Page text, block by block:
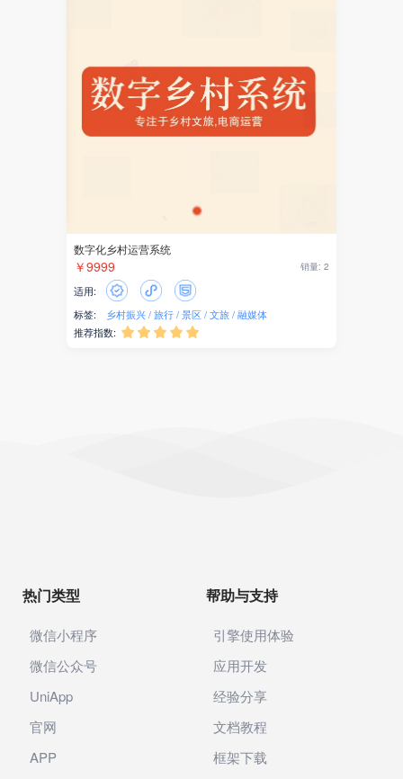
数字化乡村运营系统
￥9999 销量: 2
适用:
标签:
乡村振兴 旅行 景区 文旅 融媒体
推荐指数:     
热门类型
微信小程序
微信公众号
UniApp
官网
APP
帮助与支持
引擎使用体验
应用开发
经验分享
文档教程
框架下载